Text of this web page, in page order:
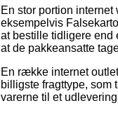
En stor portion
eksempelvis
at bestille tidligere end
at de pakkeansatte
En række internet
billigste fragttype, som
varerne til et